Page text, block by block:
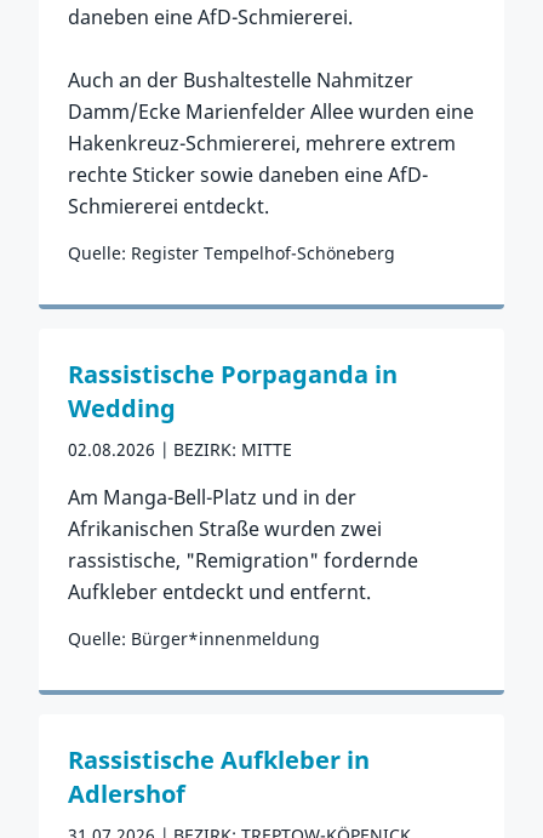
daneben eine AfD-Schmiererei.
Auch an der Bushaltestelle Nahmitzer
Damm/Ecke Marienfelder Allee wurden eine
Hakenkreuz-Schmiererei, mehrere extrem
rechte Sticker sowie daneben eine AfD-
Schmiererei entdeckt.
Quelle: Register Tempelhof-Schöneberg
Zum Vorfall
Rassistische Porpaganda in
Wedding
02.08.2026 BEZIRK: MITTE
Am Manga-Bell-Platz und in der
Afrikanischen Straße wurden zwei
rassistische, "Remigration" fordernde
Aufkleber entdeckt und entfernt.
Quelle: Bürger*innenmeldung
Zum Vorfall
Rassistische Aufkleber in
Adlershof